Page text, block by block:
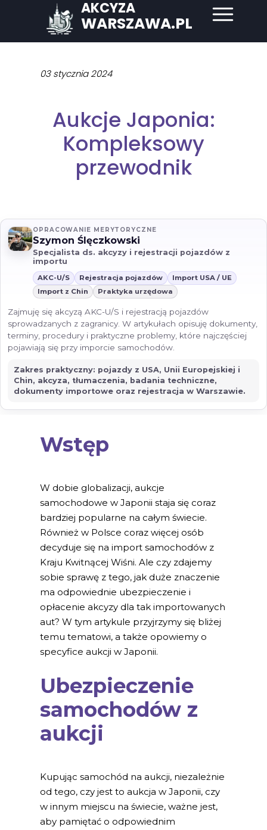
AKCYZA
WARSZAWA.PL
03 stycznia 2024
Aukcje Japonia:
Kompleksowy
przewodnik
Wstęp
W dobie globalizacji, aukcje
samochodowe w Japonii staja się coraz
bardziej popularne na całym świecie.
Również w Polsce coraz więcej osób
decyduje się na import samochodów z
Kraju Kwitnącej Wiśni. Ale czy zdajemy
sobie sprawę z tego, jak duże znaczenie
ma odpowiednie ubezpieczenie i
opłacenie akcyzy dla tak importowanych
aut? W tym artykule przyjrzymy się bliżej
temu tematowi, a także opowiemy o
specyfice aukcji w Japonii.
Ubezpieczenie
samochodów z
aukcji
Kupując samochód na aukcji, niezależnie
od tego, czy jest to aukcja w Japonii, czy
w innym miejscu na świecie, ważne jest,
aby pamiętać o odpowiednim
OPRACOWANIE MERYTORYCZNE
Szymon Ślęczkowski
Specjalista ds. akcyzy i rejestracji pojazdów z
importu
AKC-U/S Rejestracja pojazdów
Import USA / UE
Import z Chin
Praktyka urzędowa
Zajmuję się akcyzą AKC-U/S i rejestracją pojazdów
sprowadzanych z zagranicy. W artykułach opisuję dokumenty,
terminy, procedury i praktyczne problemy, które najczęściej
pojawiają się przy imporcie samochodów.
Zakres praktyczny: pojazdy z USA, Unii Europejskiej i
Chin, akcyza, tłumaczenia, badania techniczne,
dokumenty importowe oraz rejestracja w Warszawie.